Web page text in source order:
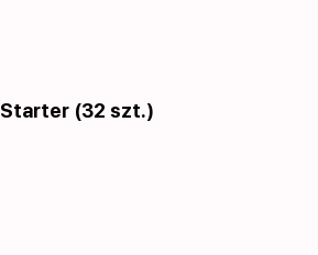
Starter (32 szt.)